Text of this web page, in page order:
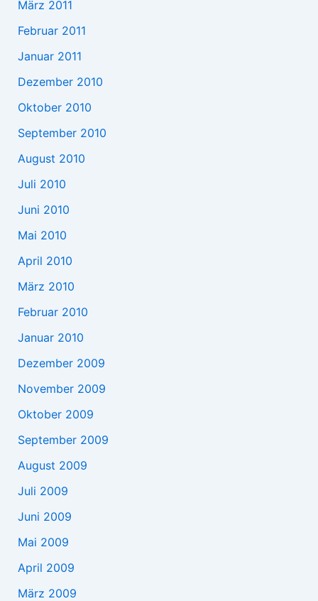
März 2011
Februar 2011
Januar 2011
Dezember 2010
Oktober 2010
September 2010
August 2010
Juli 2010
Juni 2010
Mai 2010
April 2010
März 2010
Februar 2010
Januar 2010
Dezember 2009
November 2009
Oktober 2009
September 2009
August 2009
Juli 2009
Juni 2009
Mai 2009
April 2009
März 2009